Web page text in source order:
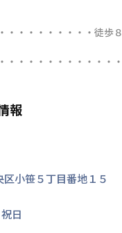
・・・・・・・・・徒歩
・・・・・・・・・・・
報
小笹５丁目番地１５
日